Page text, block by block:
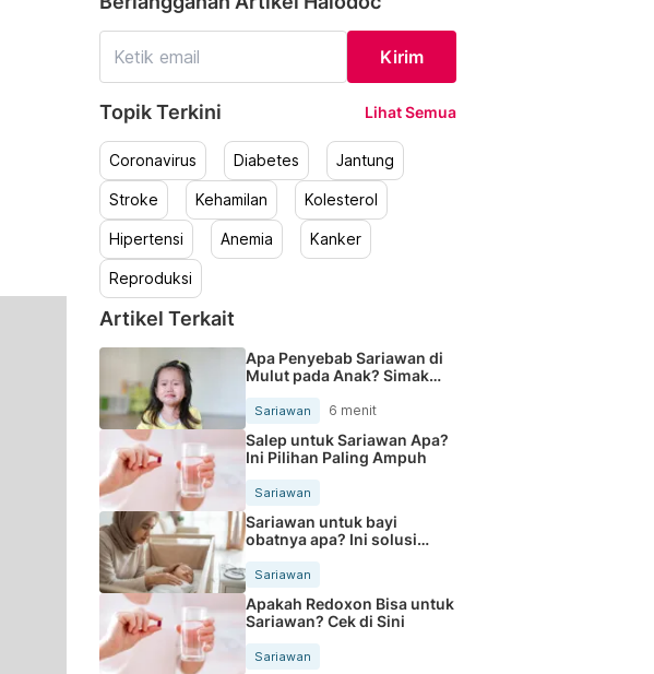
Kirim
Topik Terkini Lihat Semua
Coronavirus Diabetes Jantung
Stroke Kehamilan Kolesterol
Hipertensi Anemia Kanker
Reproduksi
Artikel Terkait
Apa Penyebab Sariawan di
Mulut pada Anak? Simak
Sariawan 6 menit
Salep untuk Sariawan Apa?
Ini Pilihan Paling Ampuh
Sariawan
Sariawan untuk bayi
obatnya apa? Ini solusi
Sariawan
Apakah Redoxon Bisa untuk
Sariawan? Cek di Sini
Sariawan